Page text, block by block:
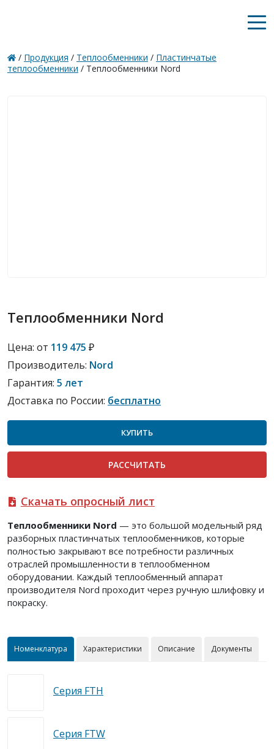
/ Продукция / Теплообменники / Пластинчатые
теплообменники / Теплообменники Nord
Теплообменники Nord
Цена: от 119 475 ₽
Производитель: Nord
Гарантия: 5 лет
Доставка по России: бесплатно
КУПИТЬ
РАСCЧИТАТЬ
Скачать опросный лист
Теплообменники Nord — это большой модельный ряд
разборных пластинчатых теплообменников, которые
полностью закрывают все потребности различных
отраслей промышленности в теплообменном
оборудовании. Каждый теплообменный аппарат
производителя Nord проходит через ручную шлифовку и
покраску.
Номенклатура Характеристики Описание Документы
Серия FTH
Серия FTW